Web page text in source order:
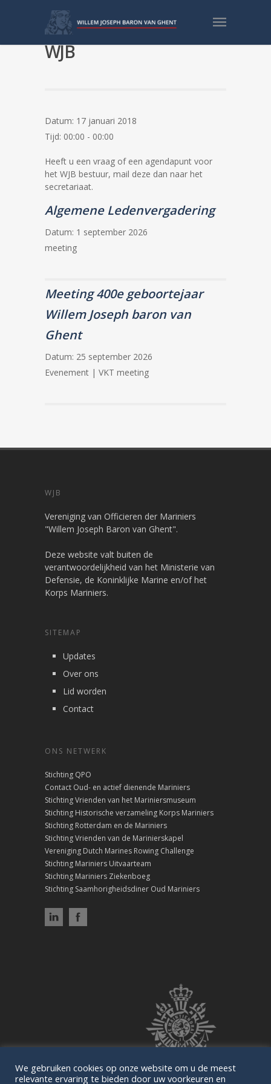
Bestuursvergadering
WJB
Datum: 17 januari 2018
Tijd: 00:00 - 00:00
Heeft u een vraag of een agendapunt voor
het WJB bestuur, mail deze dan naar het
secretariaat.
Algemene Ledenvergadering
Datum: 1 september 2026
meeting
Meeting 400e geboortejaar
Willem Joseph baron van
Ghent
Datum: 25 september 2026
Evenement | VKT meeting
WJB
Vereniging van Officieren der Mariniers
"Willem Joseph Baron van Ghent".
Deze website valt buiten de
verantwoordelijkheid van het Ministerie van
Defensie, de Koninklijke Marine en/of het
Korps Mariniers.
SITEMAP
Updates
Over ons
Lid worden
Contact
ONS NETWERK
Stichting QPO
Contact Oud- en actief dienende Mariniers
Stichting Vrienden van het Mariniersmuseum
Stichting Historische verzameling Korps Mariniers
Stichting Rotterdam en de Mariniers
Stichting Vrienden van de Marinierskapel
Vereniging Dutch Marines Rowing Challenge
Stichting Mariniers Uitvaarteam
Stichting Mariniers Ziekenboeg
Stichting Saamhorigheidsdiner Oud Mariniers
We gebruiken cookies op onze website om u de meest
relevante ervaring te bieden door uw voorkeuren en